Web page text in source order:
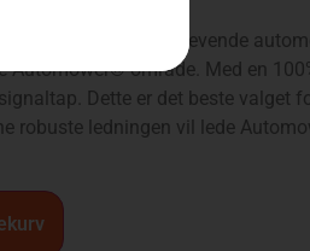
robust ledning for krevende
Automower® område. Med en
Dette er det beste valget
robuste ledningen vil lede